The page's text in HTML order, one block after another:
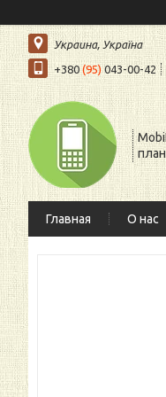
Украина, Україна
+380 (95)043-00-42
Главная О нас